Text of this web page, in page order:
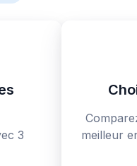
3
meilleur